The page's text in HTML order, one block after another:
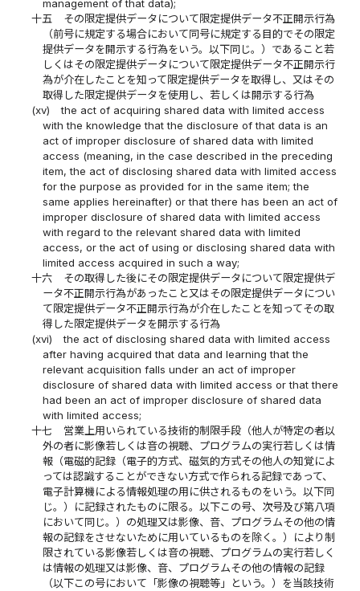
management of that data);
十五
その限定提供データについて限定提供データ不正開示行為
（前号に規定する場合において同号に規定する目的でその限定
提供データを開示する行為をいう。以下同じ。）であること若
しくはその限定提供データについて限定提供データ不正開示行
為が介在したことを知って限定提供データを取得し、又はその
取得した限定提供データを使用し、若しくは開示する行為
(xv)
the act of acquiring shared data with limited access
with the knowledge that the disclosure of that data is an
act of improper disclosure of shared data with limited
access (meaning, in the case described in the preceding
item, the act of disclosing shared data with limited access
for the purpose as provided for in the same item; the
same applies hereinafter) or that there has been an act of
improper disclosure of shared data with limited access
with regard to the relevant shared data with limited
access, or the act of using or disclosing shared data with
limited access acquired in such a way;
十六
その取得した後にその限定提供データについて限定提供デ
ータ不正開示行為があったこと又はその限定提供データについ
て限定提供データ不正開示行為が介在したことを知ってその取
得した限定提供データを開示する行為
(xvi)
the act of disclosing shared data with limited access
after having acquired that data and learning that the
relevant acquisition falls under an act of improper
disclosure of shared data with limited access or that there
had been an act of improper disclosure of shared data
with limited access;
十七
営業上用いられている技術的制限手段（他人が特定の者以
外の者に影像若しくは音の視聴、プログラムの実行若しくは情
報（電磁的記録（電子的方式、磁気的方式その他人の知覚によ
っては認識することができない方式で作られる記録であって、
電子計算機による情報処理の用に供されるものをいう。以下同
じ。）に記録されたものに限る。以下この号、次号及び第八項
において同じ。）の処理又は影像、音、プログラムその他の情
報の記録をさせないために用いているものを除く。）により制
限されている影像若しくは音の視聴、プログラムの実行若しく
は情報の処理又は影像、音、プログラムその他の情報の記録
（以下この号において「影像の視聴等」という。）を当該技術